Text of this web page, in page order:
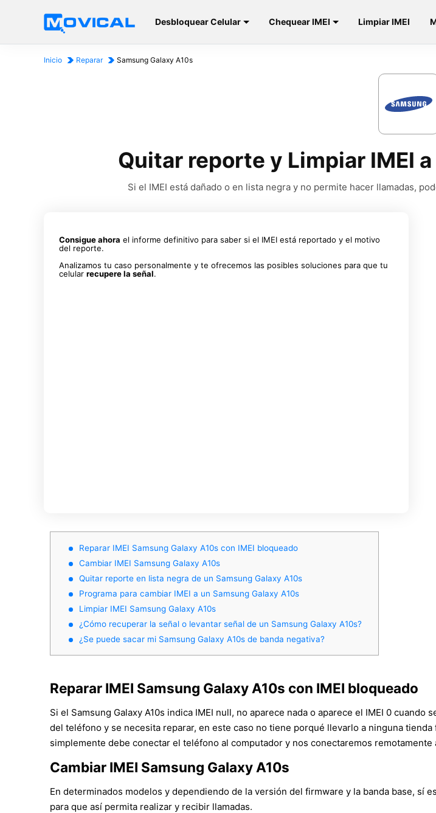
Desbloquear Celular Chequear IMEI Limpiar IMEI
Inicio Reparar Samsung Galaxy A10s
Quitar reporte y Limpiar IMEI
Si el IMEI está dañado o en lista negra y no permite hacer llamadas,
Consigue ahora el informe definitivo para saber si el IMEI está reportado y el motivo
del reporte.
Analizamos tu caso personalmente y te ofrecemos las posibles soluciones para que tu
celular recupere la señal.
Reparar IMEI Samsung Galaxy A10s con IMEI bloqueado
Cambiar IMEI Samsung Galaxy A10s
Quitar reporte en lista negra de un Samsung Galaxy A10s
Programa para cambiar IMEI a un Samsung Galaxy A10s
Limpiar IMEI Samsung Galaxy A10s
¿Cómo recuperar la señal o levantar señal de un Samsung Galaxy A10s?
¿Se puede sacar mi Samsung Galaxy A10s de banda negativa?
Reparar IMEI Samsung Galaxy A10s con IMEI bloqueado
Si el Samsung Galaxy A10s indica IMEI null, no aparece nada o aparece el IMEI 0
del teléfono y se necesita reparar, en este caso no tiene porqué llevarlo a ninguna
simplemente debe conectar el teléfono al computador y nos conectaremos
Cambiar IMEI Samsung Galaxy A10s
En determinados modelos y dependiendo de la versión del firmware y la banda base, sí
para que así permita realizar y recibir llamadas.